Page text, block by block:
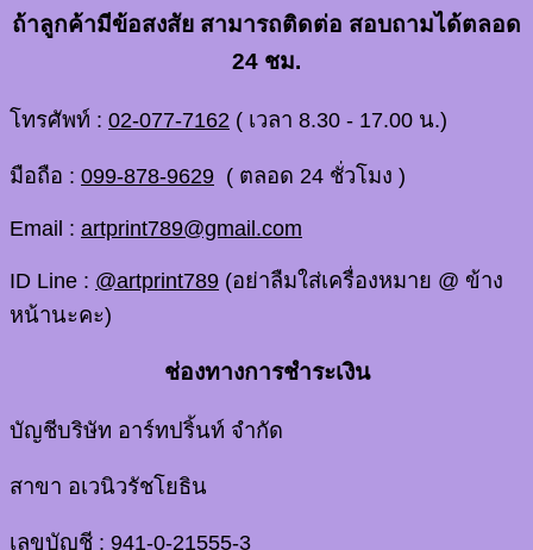
ถ้าลูกค้ามีข้อสงสัย สามารถติดต่อ สอบถามได้ตลอด
24 ชม.
โทรศัพท์ : 02-077-7162 ( เวลา 8.30 - 17.00 น.)
มือถือ : 099-878-9629 ( ตลอด 24 ชั่วโมง )
Email : artprint789@gmail.com
ID Line : @artprint789 (อย่าลืมใส่เครื่องหมาย @ ข้าง
หน้านะคะ)
ช่องทางการชำระเงิน
บัญชีบริษัท อาร์ทปริ้นท์ จำกัด
สาขา อเวนิวรัชโยธิน
เลขบัญชี : 941-0-21555-3